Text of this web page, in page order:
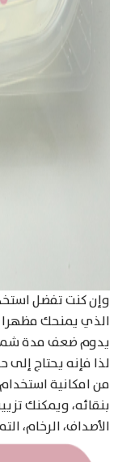
وإن كنت تفضل
الذي يمنحك مظهرا
يدوم ضعف مدة شمع
لذا فإنه يحتاج إلى
من امكانية
بنقائه، ويمكنك
الأصداف، الرخام،